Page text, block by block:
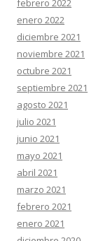
febrero 2022
enero 2022
diciembre 2021
noviembre 2021
octubre 2021
septiembre 2021
agosto 2021
julio 2021
junio 2021
mayo 2021
abril 2021
marzo 2021
febrero 2021
enero 2021